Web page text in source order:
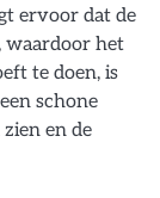
ervoor dat de
waardoor het
te doen, is
schone
en de